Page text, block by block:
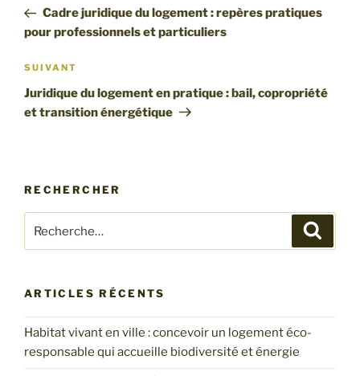
l’article
précédent
Cadre juridique du logement : repères pratiques
pour professionnels et particuliers
Article
suivant
SUIVANT
Juridique du logement en pratique : bail, copropriété
et transition énergétique
RECHERCHER
pour
ARTICLES RÉCENTS
Habitat vivant en ville : concevoir un logement éco-
responsable qui accueille biodiversité et énergie